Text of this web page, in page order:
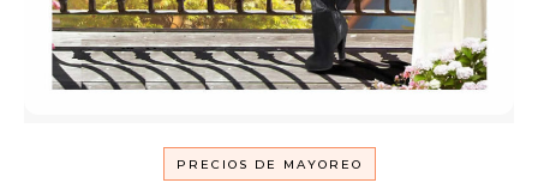
PRECIOS DE MAYOREO